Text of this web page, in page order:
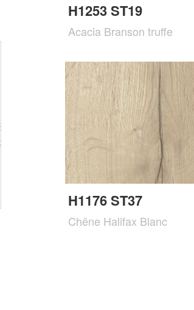
H1253 ST19
Acacia Branson truffe
H1176 ST37
Chêne Halifax Blanc